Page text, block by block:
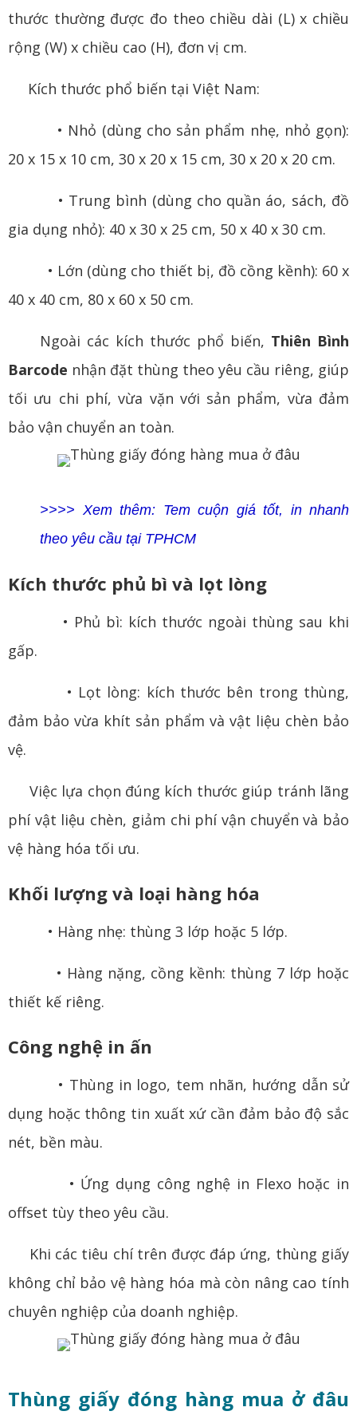
thước thường được đo theo chiều dài (L) x chiều
rộng (W) x chiều cao (H), đơn vị cm.
Kích thước phổ biến tại Việt Nam:
• Nhỏ (dùng cho sản phẩm nhẹ, nhỏ gọn):
20 x 15 x 10 cm, 30 x 20 x 15 cm, 30 x 20 x 20 cm.
• Trung bình (dùng cho quần áo, sách, đồ
gia dụng nhỏ): 40 x 30 x 25 cm, 50 x 40 x 30 cm.
• Lớn (dùng cho thiết bị, đồ cồng kềnh): 60 x
40 x 40 cm, 80 x 60 x 50 cm.
Ngoài các kích thước phổ biến, Thiên Bình
Barcode nhận đặt thùng theo yêu cầu riêng, giúp
tối ưu chi phí, vừa vặn với sản phẩm, vừa đảm
bảo vận chuyển an toàn.
>>>> Xem thêm: Tem cuộn giá tốt, in nhanh
theo yêu cầu tại TPHCM
Kích thước phủ bì và lọt lòng
• Phủ bì: kích thước ngoài thùng sau khi
gấp.
• Lọt lòng: kích thước bên trong thùng,
đảm bảo vừa khít sản phẩm và vật liệu chèn bảo
vệ.
Việc lựa chọn đúng kích thước giúp tránh lãng
phí vật liệu chèn, giảm chi phí vận chuyển và bảo
vệ hàng hóa tối ưu.
Khối lượng và loại hàng hóa
• Hàng nhẹ: thùng 3 lớp hoặc 5 lớp.
• Hàng nặng, cồng kềnh: thùng 7 lớp hoặc
thiết kế riêng.
Công nghệ in ấn
• Thùng in logo, tem nhãn, hướng dẫn sử
dụng hoặc thông tin xuất xứ cần đảm bảo độ sắc
nét, bền màu.
• Ứng dụng công nghệ in Flexo hoặc in
offset tùy theo yêu cầu.
Khi các tiêu chí trên được đáp ứng, thùng giấy
không chỉ bảo vệ hàng hóa mà còn nâng cao tính
chuyên nghiệp của doanh nghiệp.
Thùng giấy đóng hàng mua ở đâu